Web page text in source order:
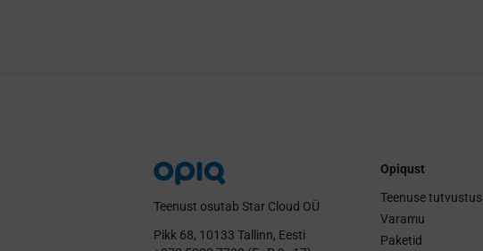
Teenust osutab Star Cloud OÜ
Pikk 68, 10133 Tallinn, Eesti
Opiqust
Teenuse tutvustus
Varamu
Paketid